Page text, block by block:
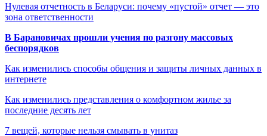
Нулевая отчетность в Беларуси: почему «пустой» отчет — это
зона ответственности
В Барановичах прошли учения по разгону массовых
беспорядков
Как изменились способы общения и защиты личных данных в
интернете
Как изменились представления о комфортном жилье за
последние десять лет
7 вещей, которые нельзя смывать в унитаз